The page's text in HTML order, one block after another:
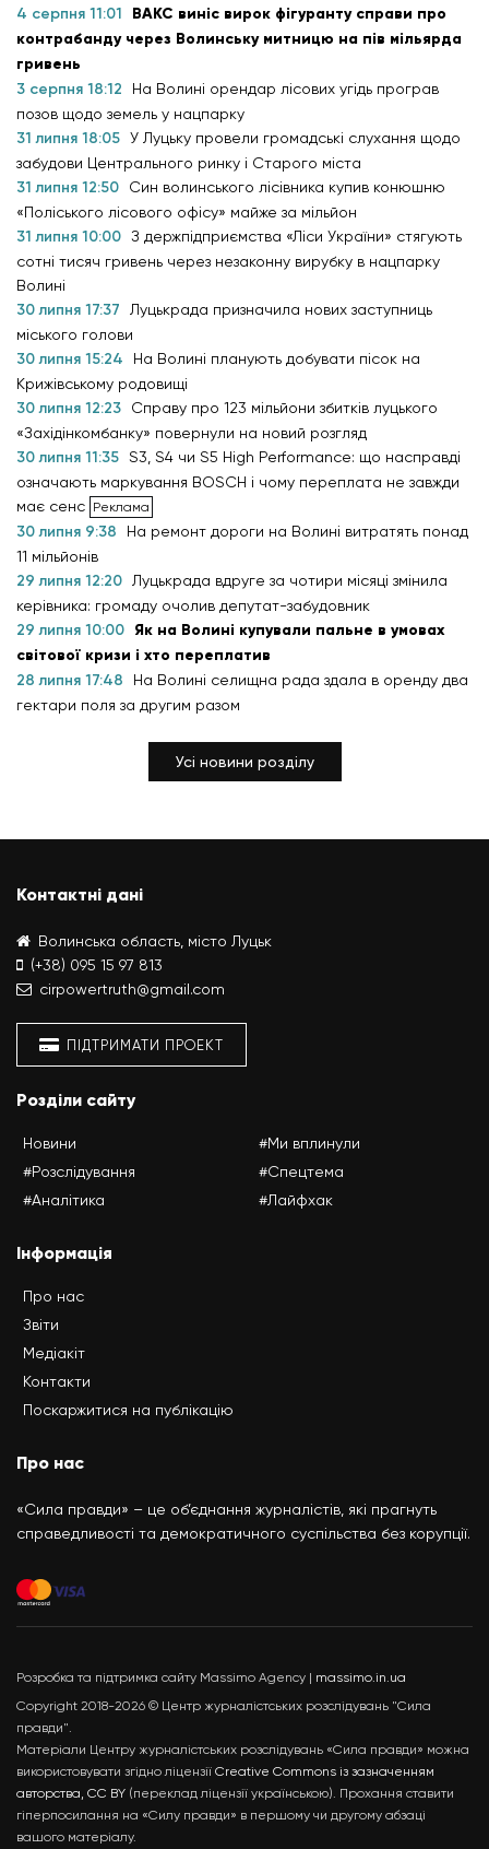
4 серпня 11:01
ВАКС виніс вирок фігуранту справи про
контрабанду через Волинську митницю на пів мільярда
гривень
3 серпня 18:12
На Волині орендар лісових угідь програв
позов щодо земель у нацпарку
31 липня 18:05 У Луцьку провели громадські слухання щодо
забудови Центрального ринку і Старого міста
31 липня 12:50
Син волинського лісівника купив конюшню
«Поліського лісового офісу» майже за мільйон
31 липня 10:00 З держпідприємства «Ліси України» стягують
сотні тисяч гривень через незаконну вирубку в нацпарку
Волині
30 липня 17:37
Луцькрада призначила нових заступниць
міського голови
30 липня 15:24
На Волині планують добувати пісок на
Крижівському родовищі
30 липня 12:23
Справу про 123 мільйони збитків луцького
«Західінкомбанку» повернули на новий розгляд
30 липня 11:35 S3, S4 чи S5 High Performance: що насправді
означають маркування BOSCH і чому переплата не завжди
має сенс
30 липня 9:38
На ремонт дороги на Волині витратять понад
11 мільйонів
29 липня 12:20
Луцькрада вдруге за чотири місяці змінила
керівника: громаду очолив депутат-забудовник
29 липня 10:00 Як на Волині купували пальне в умовах
світової кризи і хто переплатив
28 липня 17:48
На Волині селищна рада здала в оренду два
гектари поля за другим разом
Усі новини розділу
Контактні дані
Волинська область, місто Луцьк
(+38) 095 15 97 813
cirpowertruth@gmail.com
ПІДТРИМАТИ ПРОЕКТ
Розділи сайту
Новини
#Розслідування
#Аналітика
#Ми вплинули
#Спецтема
#Лайфхак
Інформація
Про нас
Звіти
Медіакіт
Контакти
Поскаржитися на публікацію
Про нас
«Сила правди» – це об’єднання журналістів, які прагнуть
справедливості та демократичного суспільства без корупції.
Розробка та підтримка сайту Massimo Agency | massimo.in.ua
Copyright 2018-2026 © Центр журналістських розслідувань "Сила
правди".
Матеріали Центру журналістських розслідувань «Сила правди» можна
використовувати згідно ліцензії Creative Commons із зазначенням
авторства, CC BY (переклад ліцензії українською). Прохання ставити
гіперпосилання на «Силу правди» в першому чи другому абзаці
вашого матеріалу.